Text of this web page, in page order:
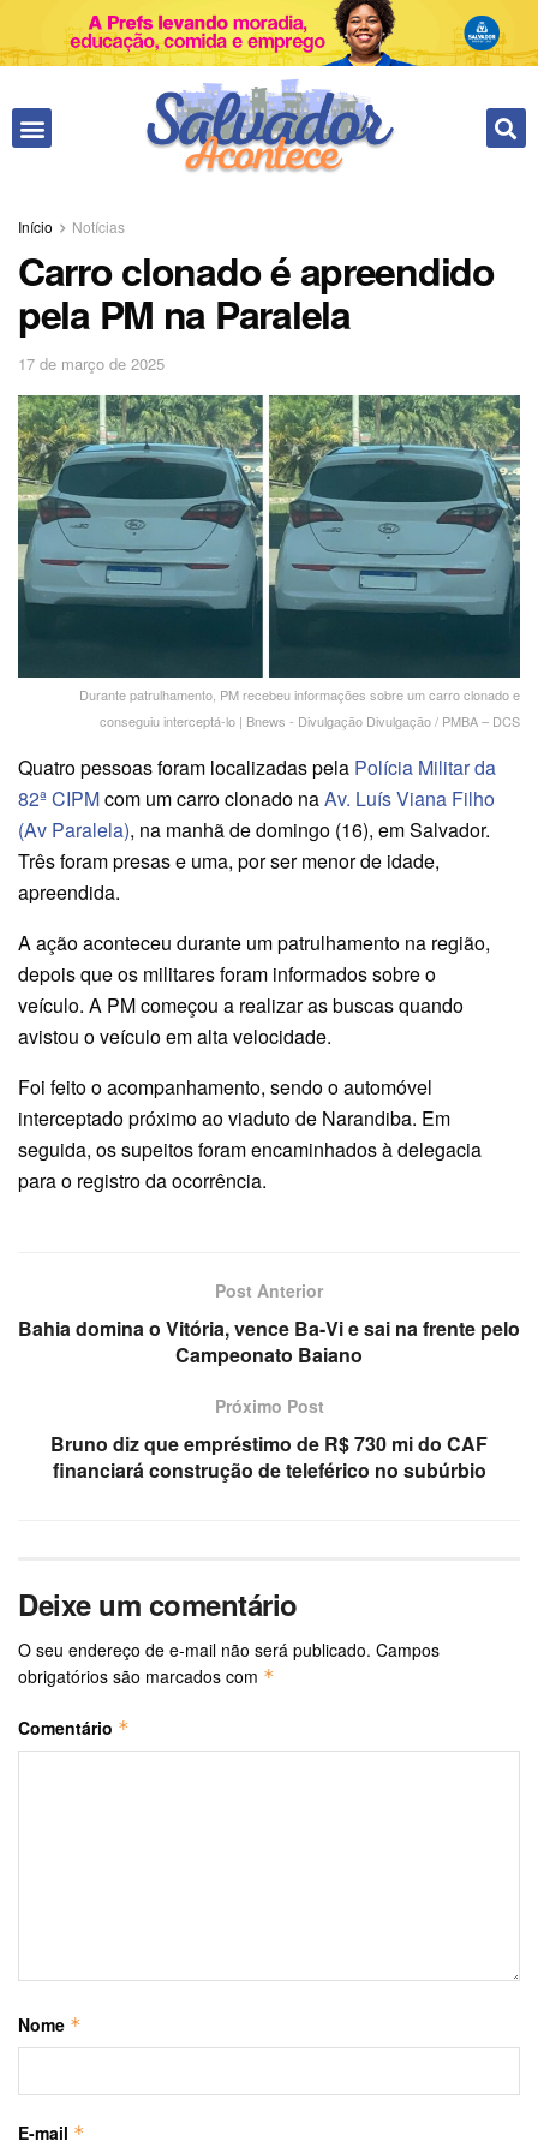
Início Notícias
Carro clonado é apreendido
pela PM na Paralela
17 de março de 2025
Durante patrulhamento, PM recebeu informações sobre um carro clonado e
conseguiu interceptá-lo | Bnews - Divulgação Divulgação / PMBA – DCS
Quatro pessoas foram localizadas pela Polícia Militar da
82ª CIPMcom um carro clonado naAv. Luís Viana Filho
(Av Paralela), na manhã de domingo (16), em Salvador.
Três foram presas e uma, por ser menor de idade,
apreendida.
A ação aconteceu durante um patrulhamento na região,
depois que os militares foram informados sobre o
veículo. A PM começou a realizar as buscas quando
avistou o veículo em alta velocidade.
Foi feito o acompanhamento, sendo o automóvel
interceptado próximo ao viaduto de Narandiba. Em
seguida, os supeitos foram encaminhados à delegacia
para o registro da ocorrência.
Post Anterior
Bahia domina o Vitória, vence Ba-Vi e sai na frente pelo
Campeonato Baiano
Próximo Post
Bruno diz que empréstimo de R$ 730 mi do CAF
financiará construção de teleférico no subúrbio
Deixe um comentário
O seu endereço de e-mail não será publicado. Campos
obrigatórios são marcados com *
Comentário *
Nome *
E-mail *